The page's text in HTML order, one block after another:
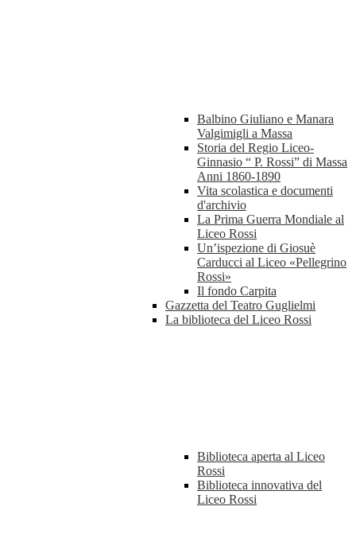
Balbino Giuliano e Manara
Valgimigli a Massa
Storia del Regio Liceo-
Ginnasio “ P. Rossi” di Massa
Anni 1860-1890
Vita scolastica e documenti
d'archivio
La Prima Guerra Mondiale al
Liceo Rossi
Un’ispezione di Giosuè
Carducci al Liceo «Pellegrino
Rossi»
Il fondo Carpita
Gazzetta del Teatro Guglielmi
La biblioteca del Liceo Rossi
Biblioteca aperta al Liceo
Rossi
Biblioteca innovativa del
Liceo Rossi